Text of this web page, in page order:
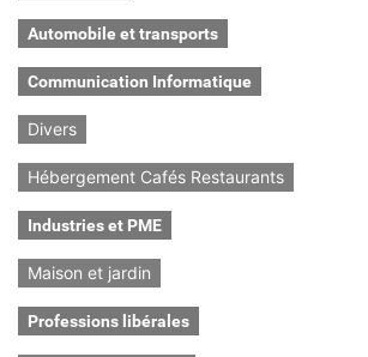
Automobile et transports
Communication Informatique
Divers
Hébergement Cafés Restaurants
Industries et PME
Maison et jardin
Professions libérales